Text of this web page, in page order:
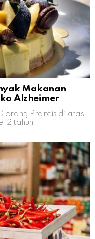
Makanan
Alzheimer
orang Prancis di atas
tahun